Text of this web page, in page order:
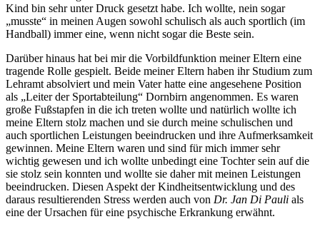
Kind bin sehr unter Druck gesetzt habe. Ich wollte, nein sogar
„musste“ in meinen Augen sowohl schulisch als auch sportlich (im
Handball) immer eine, wenn nicht sogar die Beste sein.
Darüber hinaus hat bei mir die Vorbildfunktion meiner Eltern eine
tragende Rolle gespielt. Beide meiner Eltern haben ihr Studium zum
Lehramt absolviert und mein Vater hatte eine angesehene Position
als „Leiter der Sportabteilung“ Dornbirn angenommen. Es waren
große Fußstapfen in die ich treten wollte und natürlich wollte ich
meine Eltern stolz machen und sie durch meine schulischen und
auch sportlichen Leistungen beeindrucken und ihre Aufmerksamkeit
gewinnen. Meine Eltern waren und sind für mich immer sehr
wichtig gewesen und ich wollte unbedingt eine Tochter sein auf die
sie stolz sein konnten und wollte sie daher mit meinen Leistungen
beeindrucken. Diesen Aspekt der Kindheitsentwicklung und des
daraus resultierenden Stress werden auch von Dr. Jan Di Pauli als
eine der Ursachen für eine psychische Erkrankung erwähnt.